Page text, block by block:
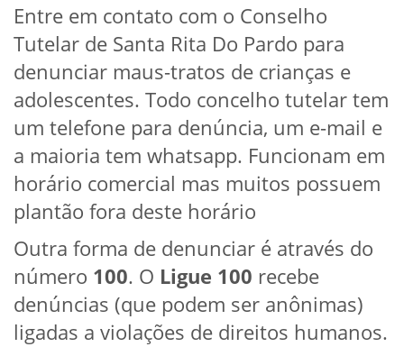
Entre em contato com o Conselho
Tutelar de Santa Rita Do Pardo para
denunciar maus-tratos de crianças e
adolescentes. Todo concelho tutelar tem
um telefone para denúncia, um e-mail e
a maioria tem whatsapp. Funcionam em
horário comercial mas muitos possuem
plantão fora deste horário
Outra forma de denunciar é através do
número 100. O Ligue 100 recebe
denúncias (que podem ser anônimas)
ligadas a violações de direitos humanos.